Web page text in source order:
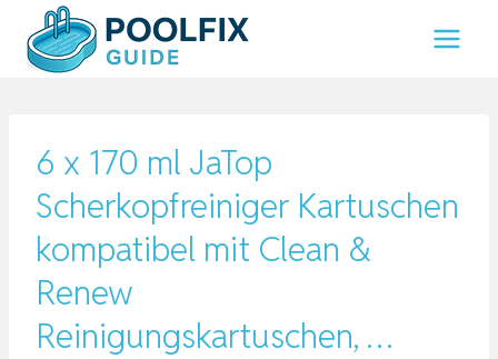
Inhalt
springen
6 x 170 ml JaTop
Scherkopfreiniger Kartuschen
kompatibel mit Clean &
Renew
Reinigungskartuschen, …